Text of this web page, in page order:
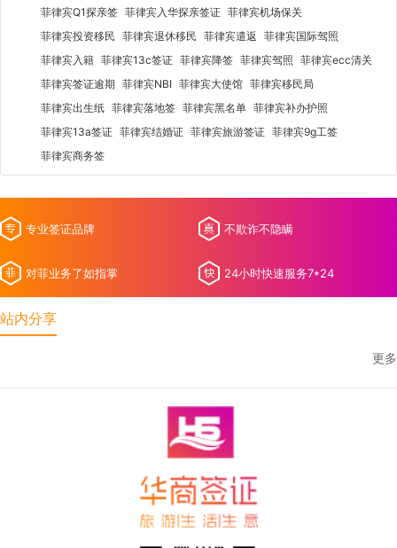
菲律宾Q1探亲签 菲律宾入华探亲签证 菲律宾机场保关
菲律宾投资移民 菲律宾退休移民 菲律宾遣返
菲律宾国际驾照
菲律宾入籍 菲律宾13c签证 菲律宾降签 菲律宾驾照 菲律宾ecc清关
菲律宾签证逾期 菲律宾NBI 菲律宾大使馆 菲律宾移民局
菲律宾出生纸 菲律宾落地签 菲律宾黑名单 菲律宾补办护照
菲律宾13a签证 菲律宾结婚证 菲律宾旅游签证 菲律宾9g工签
菲律宾商务签
专业签证品牌 不欺诈不隐瞒
对菲业务了如指掌 24小时快速服务7*24
站内分享
更多